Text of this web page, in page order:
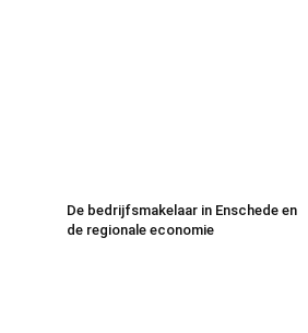
De bedrijfsmakelaar in Enschede en
de regionale economie